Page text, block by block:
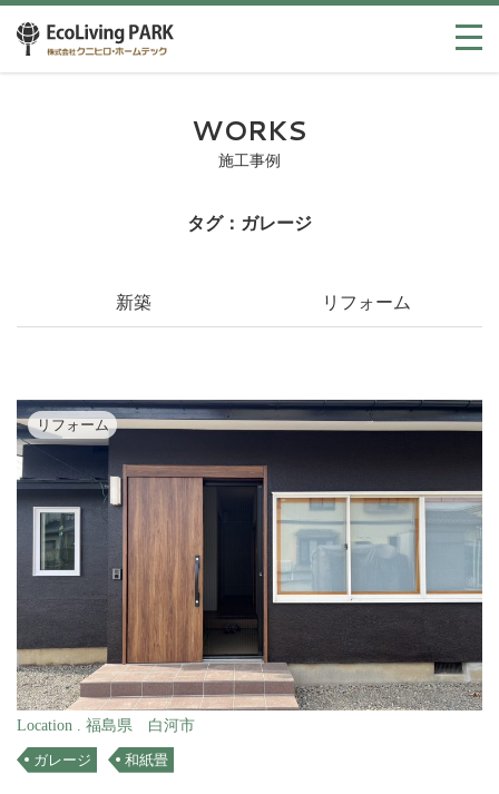
WORKS
施工事例
タグ：ガレージ
新築 リフォーム
リフォーム
Location . 福島県 白河市
ガレージ 和紙畳